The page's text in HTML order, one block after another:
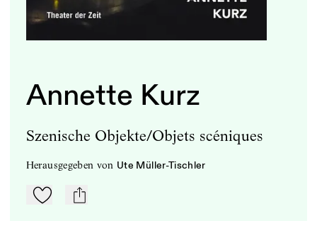
Annette Kurz
Szenische Objekte/Objets scéniques
herausgegeben von Ute Müller-Tischler
Zu Mein-TdZ hinzufügen
mail